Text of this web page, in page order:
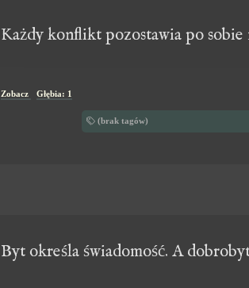
Każdy konflikt pozostawia po
Zobacz Głębia: 1
(brak tagów)
Byt określa świadomość. A